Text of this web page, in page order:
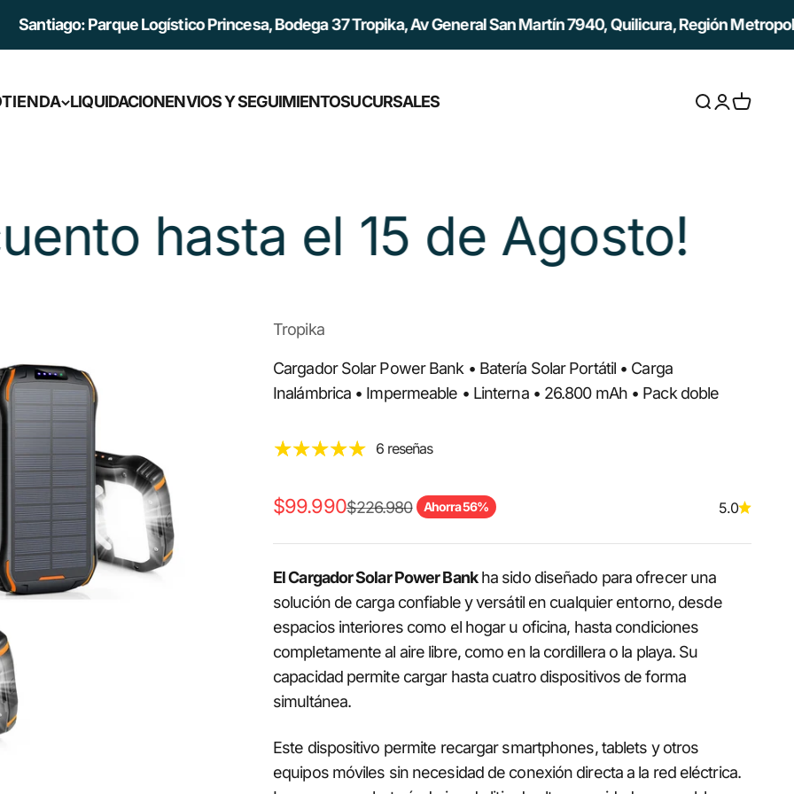
Logístico Princesa, Bodega 37 Tropika, Av General San Martín 7940, Quilicura, Región Metropolitana /
TIENDA LIQUIDACIONENVIOS Y SEGUIMIENTOSUCURSALES AbrirAbrirAbrir
de Agosto! ¡Aprovecha
Tropika
Cargador Solar Power Bank • Batería Solar Portátil • Carga
Inalámbrica • Impermeable • Linterna • 26.800 mAh • Pack doble
6 reseñas
Precio de oferta
$99.990Precio normal
$226.980 Ahorra 56% 5.0
El Cargador Solar Power Bankha sido diseñado para ofrecer una
solución de carga confiable y versátil en cualquier entorno, desde
espacios interiores como el hogar u oficina, hasta condiciones
completamente al aire libre, como en la cordillera o la playa. Su
capacidad permite cargar hasta cuatro dispositivos de forma
simultánea.
Este dispositivo permite recargar smartphones, tablets y otros
equipos móviles sin necesidad de conexión directa a la red eléctrica.